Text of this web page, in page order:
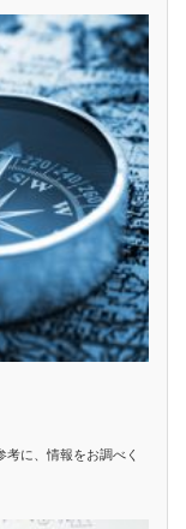
に、情報をお調べく